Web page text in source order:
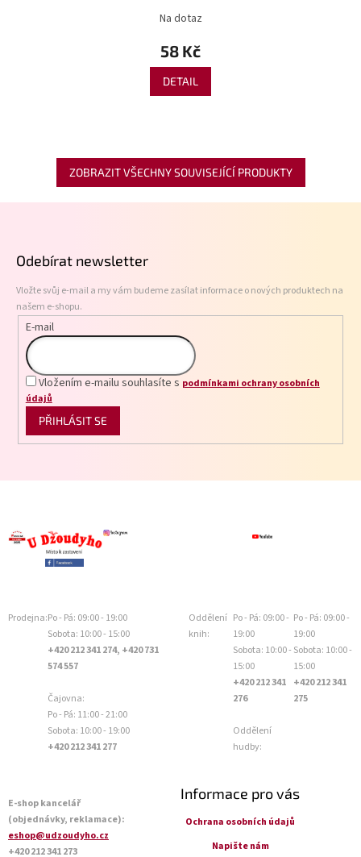
Na dotaz
58 Kč
DETAIL
ZOBRAZIT VŠECHNY SOUVISEJÍCÍ PRODUKTY
Odebírat newsletter
Vložte svůj e-mail a my vám budeme zasílat informace o nových produktech na
našem e-shopu.
E-mail
Vložením e-mailu souhlasíte s podmínkami ochrany osobních
údajů
PŘIHLÁSIT SE
Prodejna:Po - Pá: 09:00 - 19:00
Sobota: 10:00 - 15:00
+420 212 341 274, +420 731
574 557
Čajovna:
Po - Pá: 11:00 - 21:00
Sobota: 10:00 - 19:00
+420 212 341 277
Oddělení
knih:
Po - Pá: 09:00 -
19:00
Sobota: 10:00 -
15:00
+420 212 341
276
Oddělení
hudby:
Po - Pá: 09:00 -
19:00
Sobota: 10:00 -
15:00
+420 212 341
275
E-shop kancelář
(objednávky, reklamace):
eshop@udzoudyho.cz
+420 212 341 273
Informace pro vás
Ochrana osobních údajů
Napište nám